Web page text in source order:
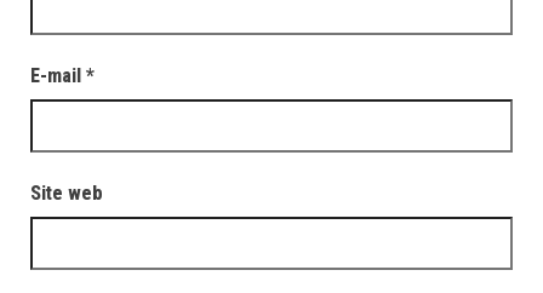
E-mail *
Site web